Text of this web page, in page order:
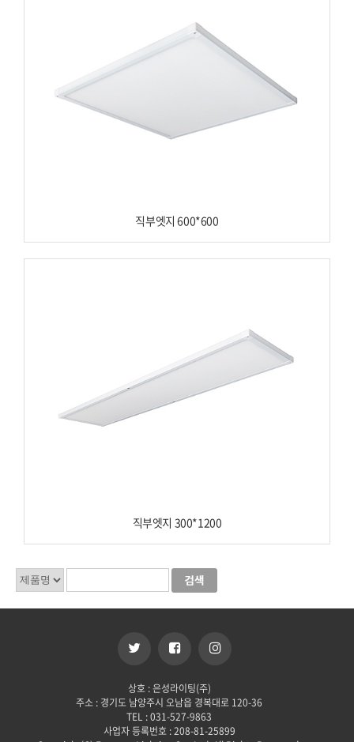
직부엣지 600*600
직부엣지 300*1200
상호 : 은성라이팅(주)
주소 : 경기도 남양주시 오남읍 경복대로 120-36
TEL : 031-527-9863
사업자 등록번호 : 208-81-25899